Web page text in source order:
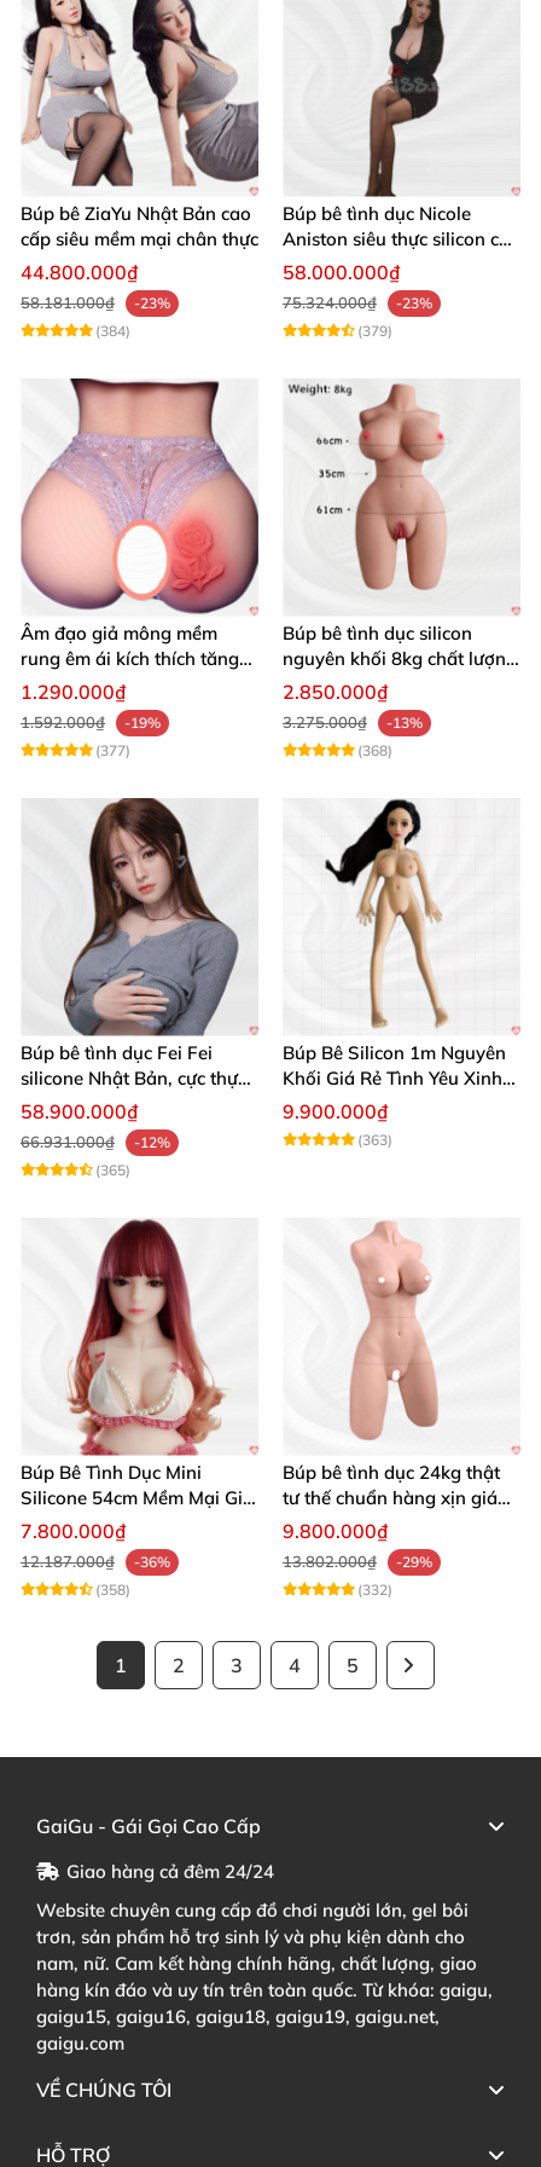
Búp bê ZiaYu Nhật Bản cao
cấp siêu mềm mại chân thực
44.800.000₫
58.181.000₫
-23%
(384)
Búp bê tình dục Nicole
Aniston siêu thực silicon cao
cấp giá tốt
58.000.000₫
75.324.000₫
-23%
(379)
Âm đạo giả mông mềm
rung êm ái kích thích tăng
khoái cảm
1.290.000₫
1.592.000₫
-19%
(377)
Búp bê tình dục silicon
nguyên khối 8kg chất lượng
cao hấp dẫn
2.850.000₫
3.275.000₫
-13%
(368)
Búp bê tình dục Fei Fei
silicone Nhật Bản, cực thực,
giá tốt
58.900.000₫
66.931.000₫
-12%
(365)
Búp Bê Silicon 1m Nguyên
Khối Giá Rẻ Tình Yêu Xinh
Đẹp
9.900.000₫
(363)
Búp Bê Tình Dục Mini
Silicone 54cm Mềm Mại Giá
Tốt Tặng Quà
7.800.000₫
12.187.000₫
-36%
(358)
Búp bê tình dục 24kg thật
tư thế chuẩn hàng xịn giá
tốt
9.800.000₫
13.802.000₫
-29%
(332)
1 2 3 4 5
GaiGu - Gái Gọi Cao Cấp
Giao hàng cả đêm 24/24
Website chuyên cung cấp đồ chơi người lớn, gel bôi
trơn, sản phẩm hỗ trợ sinh lý và phụ kiện dành cho
nam, nữ. Cam kết hàng chính hãng, chất lượng, giao
hàng kín đáo và uy tín trên toàn quốc. Từ khóa: gaigu,
gaigu15, gaigu16, gaigu18, gaigu19, gaigu.net,
gaigu.com
VỀ CHÚNG TÔI
HỖ TRỢ